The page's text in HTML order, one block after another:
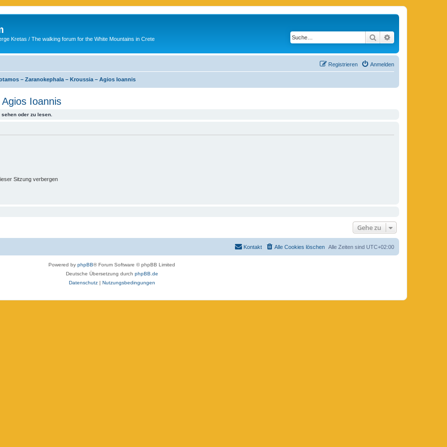
Kretas / The walking forum for the White Mountains in Crete Suche
Anmelden
Registrieren
– Zaranokephala – Kroussia – Agios Ioannis
Ioannis
oder zu lesen.
Sitzung verbergen
Gehe zu
Alle Zeiten sind UTC+02:00
Alle Cookies löschen
Kontakt
Powered by phpBB® Forum Software © phpBB Limited
Deutsche Übersetzung durch phpBB.de
Datenschutz| Nutzungsbedingungen